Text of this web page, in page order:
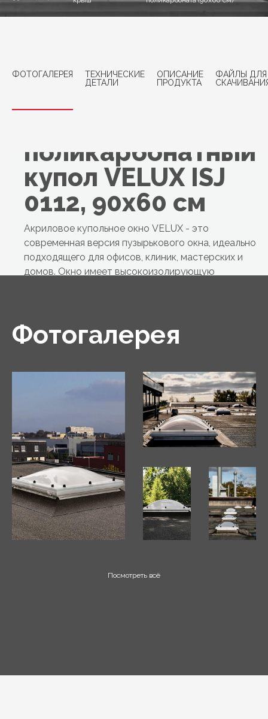
ФОТОГАЛЕРЕЯ
ТЕХНИЧЕСКИЕ
ДЕТАЛИ
ОПИСАНИЕ
ПРОДУКТА
ФАЙЛЫ ДЛЯ
поликарбонатный
купол VELUX ISJ
0112, 90x60 см
Акриловое купольное окно VELUX - это
современная версия пузырькового окна, идеально
подходящего для офисов, клиник, мастерских и
домов. Окно имеет высокоизолирующую
Фотогалерея
Посмотреть всё